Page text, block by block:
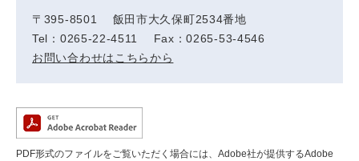
〒395-8501 飯田市大久保町2534番地
Tel：0265-22-4511 Fax：0265-53-4546
お問い合わせはこちらから
PDF形式のファイルをご覧いただく場合には、Adobe社が提供するAdobe